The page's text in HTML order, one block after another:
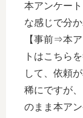
本アンケー
な感じで分
【事前⇒本
トはこちら
して、依頼
稀にですが
のまま本ア